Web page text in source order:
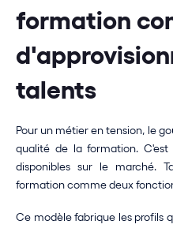
formation
talents
Pour un métier en tension, le
qualité de la formation. C'est
disponibles sur le marché.
formation comme deux
Ce modèle fabrique les profils